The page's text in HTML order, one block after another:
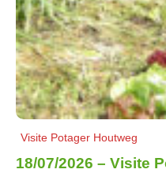
Visite Potager Houtweg
18/07/2026 – Visite